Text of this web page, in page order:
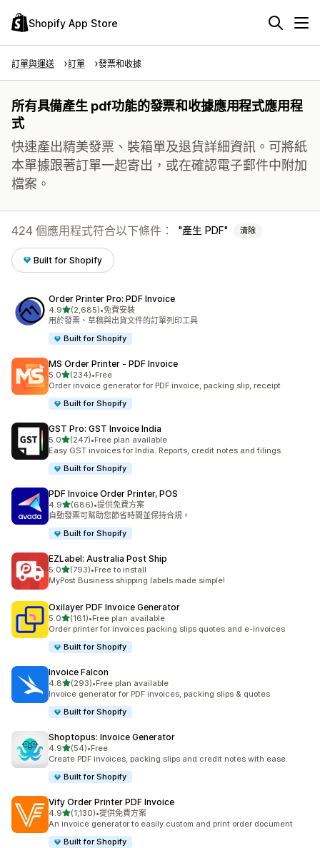
Shopify App Store
訂單與運送 訂單 發票和收據
所有具備產生 pdf功能的發票和收據應用程式應用程
式
快速產出精美發票、裝箱單及退貨詳細資訊。可將紙
本單據跟著訂單一起寄出，或在確認電子郵件中附加
檔案。
424 個應用程式符合以下條件： 產生 PDF 清除
Built for Shopify
Order Printer Pro: PDF Invoice
4.9滿分 5 顆星
(2,685)
共有 2685 則評價
•免費安裝
用於發票、草稿與出貨文件的訂單列印工具
Built for Shopify
MS Order Printer ‑ PDF Invoice
5.0滿分 5 顆星
(234)
共有 234 則評價
•Free
Order invoice generator for PDF invoice, packing slip, receipt
Built for Shopify
GST Pro: GST Invoice India
5.0滿分 5 顆星
(247)
共有 247 則評價
•Free plan available
Easy GST invoices for India. Reports, credit notes and filings
Built for Shopify
PDF Invoice Order Printer, POS
4.9滿分 5 顆星
(686)
共有 686 則評價
•提供免費方案
自動發票可幫助您節省時間並保持合規。
Built for Shopify
EZLabel: Australia Post Ship
5.0滿分 5 顆星
(793)
共有 793 則評價
•Free to install
MyPost Business shipping labels made simple!
Oxilayer PDF Invoice Generator
5.0滿分 5 顆星
(161)
共有 161 則評價
•Free plan available
Order printer for invoices packing slips quotes and e-invoices
Built for Shopify
Invoice Falcon
4.8滿分 5 顆星
(293)
共有 293 則評價
•Free plan available
Invoice generator for PDF invoices, packing slips & quotes
Built for Shopify
Shoptopus: Invoice Generator
4.9滿分 5 顆星
(54)
共有 54 則評價
•Free
Create PDF invoices, packing slips and credit notes with ease.
Built for Shopify
Vify Order Printer PDF Invoice
4.9滿分 5 顆星
(1,130)
共有 1130 則評價
•提供免費方案
An invoice generator to easily custom and print order document
Built for Shopify